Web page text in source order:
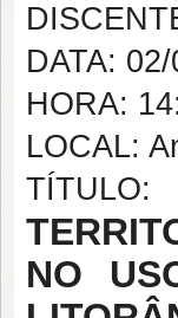
DATA:
HORA:
LOCAL:
TÍTULO:
NO